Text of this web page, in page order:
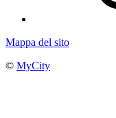
Mappa del sito
© MyCity